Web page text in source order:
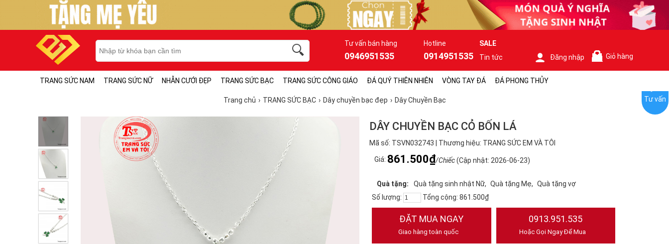
Tư vấn bán hàng
0946951535
Hotline
0914951535
SALE
Tin tức
Đăng nhập Giỏ hàng
TRANG SỨC NAM TRANG SỨC NỮ NHẪN CƯỚI ĐẸP TRANG SỨC BẠC TRANG SỨC CÔNG GIÁO ĐÁ QUÝ THIÊN NHIÊN VÒNG TAY ĐÁ ĐÁ PHONG THỦY
Trang chủ TRANG SỨC BẠC Dây chuyền bạc đẹp Dây Chuyền Bạc
DÂY CHUYỀN BẠC CỎ BỐN LÁ
Mã số: TSVN032743 | Thương hiệu: TRANG SỨC EM VÀ TÔI
Giá: 861.500₫/Chiếc(Cập nhật: 2026-06-23)
Quà tặng: Quà tặng sinh nhật Nữ Quà tặng Mẹ
Quà tặng vợ
Số lượng:
Tổng cộng: 861.500₫
ĐẶT MUA NGAY
Giao hàng toàn quốc
0913.951.535
Hoặc Gọi Ngay Để Mua
Tư vấn